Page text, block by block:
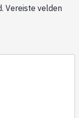
Vereiste velden